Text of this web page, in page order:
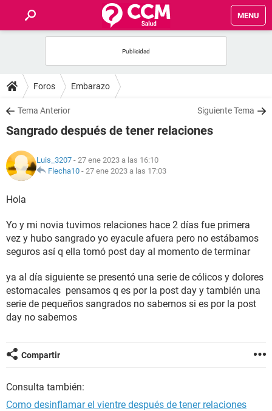
MENU
FOROS
SALUD
FAMILIA
NUTRICIÓN
BIENESTAR
SEXUALIDAD
Foros Embarazo
Tema Anterior Siguiente Tema
Sangrado después de tener relaciones
Luis_3207 - 27 ene 2023 a las 16:10
Flecha10 - 27 ene 2023 a las 17:03
Hola
Yo y mi novia tuvimos relaciones hace 2 días fue primera
vez y hubo sangrado yo eyacule afuera pero no estábamos
seguros así q ella tomó post day al momento de terminar
ya al día siguiente se presentó una serie de cólicos y dolores
estomacales pensamos q es por la post day y también una
serie de pequeños sangrados no sabemos si es por la post
day no sabemos
Compartir
Consulta también:
Como desinflamar el vientre después de tener relaciones